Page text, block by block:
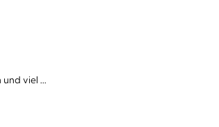
viel ...